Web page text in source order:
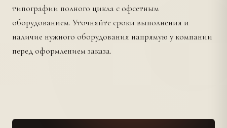
типографии полного цикла с офсетным
оборудованием. Уточняйте сроки выполнения и
наличие нужного оборудования напрямую у компании
перед оформлением заказа.